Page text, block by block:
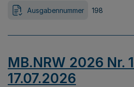
Ausgabennummer 198
MB.NRW 2026 Nr.
17.07.2026